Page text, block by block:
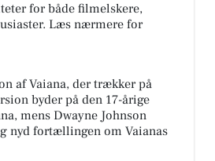
for både filmelskere,
Læs nærmere for
af Vaiana, der trækker på
byder på den 17-årige
mens Dwayne Johnson
nyd fortællingen om Vaianas